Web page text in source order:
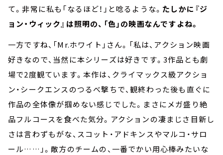
て。非常に私も「なるほど！」と唸るような。 たしかに『ジ
ョン・ウィック』は照明の、「色」の映画なんですよね。
一方ですね、「Mr.ホワイト」さん。「私は、アクション映画
好きなので、当然に本シリーズは好きです。3作品とも劇
場で2度観ています。本作は、クライマックス級アクショ
ン・シークエンスのつるべ撃ちで、観終わった後も直ぐに
作品の全体像が掴めない感じでした。まさにメガ盛り絶
品フルコースを食べた気分。アクションの凄まじさ目新し
さは言わずもがな、スコット・アドキンスやマルコ・サロ
ール……」。敵方のチームの、一番でかい用心棒みたいな